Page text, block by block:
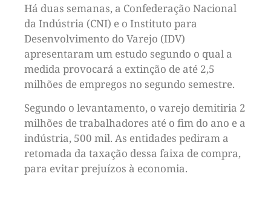
Há duas semanas, a Confederação Nacional
da Indústria (CNI) e o Instituto para
Desenvolvimento do Varejo (IDV)
apresentaram um estudo segundo o qual a
medida provocará a extinção de até 2,5
milhões de empregos no segundo semestre.
Segundo o levantamento, o varejo demitiria 2
milhões de trabalhadores até o fim do ano e a
indústria, 500 mil. As entidades pediram a
retomada da taxação dessa faixa de compra,
para evitar prejuízos à economia.